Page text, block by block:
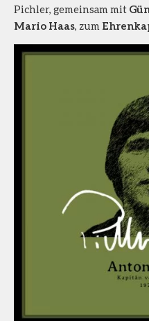
Pichler, gemeinsam mit
Mario Haas, zum